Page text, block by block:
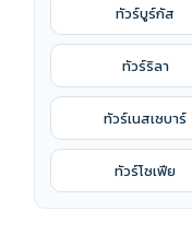
ทัวร์บูร์กัส
ทัวร์ริลา
ทัวร์เนสเซบาร์
ทัวร์โซเฟีย